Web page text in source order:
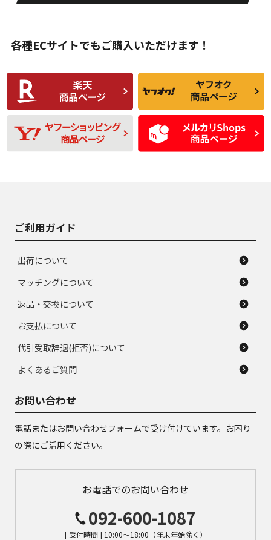
な中古品
んどない中古品
C
比較的きれいな中古
品
C
られるが、使用に問
題のない中古品
D
使用感や目立つ傷が
あり、一般的な中古
品
D
残り溝も少なく、偏
磨耗がみられ、短期
間使用できるくらい
の中古品
各種ECサイトでもご購入いただけます！
ご利用ガイド
出荷について
マッチングについて
返品・交換について
お支払について
代引受取辞退(拒否)について
よくあるご質問
お問い合わせ
電話またはお問い合わせフォームで受け付けています。お困り
の際にご活用ください。
お電話でのお問い合わせ
092-600-1087
[ 受付時間 ] 10:00～18:00（年末年始除く）